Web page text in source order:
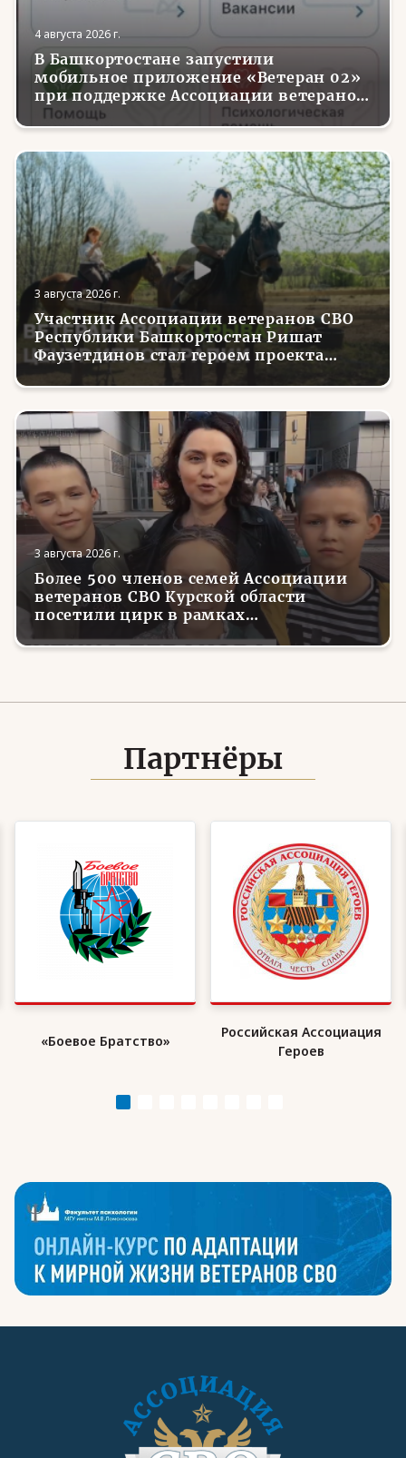
4 августа 2026 г.
В Башкортостане запустили
мобильное приложение «Ветеран 02»
при поддержке Ассоциации ветеранов
СВО
3 августа 2026 г.
Участник Ассоциации ветеранов СВО
Республики Башкортостан Ришат
Фаузетдинов стал героем проекта
телеканала RT.Док «Держи удар! С
Николаем Валуевым»
3 августа 2026 г.
Более 500 членов семей Ассоциации
ветеранов СВО Курской области
посетили цирк в рамках
всероссийской акции
Партнёры
«Боевое Братство»
Российская Ассоциация
Героев